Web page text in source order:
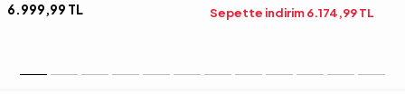
6.999,99 TL Sepette indirim6.174,99TL